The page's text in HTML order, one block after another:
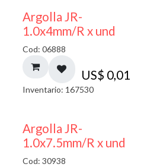
Argolla JR-
1.0x4mm/R x und
Cod: 06888
US$ 0,01
Inventario: 167530
Argolla JR-
1.0x7.5mm/R x und
Cod: 30938